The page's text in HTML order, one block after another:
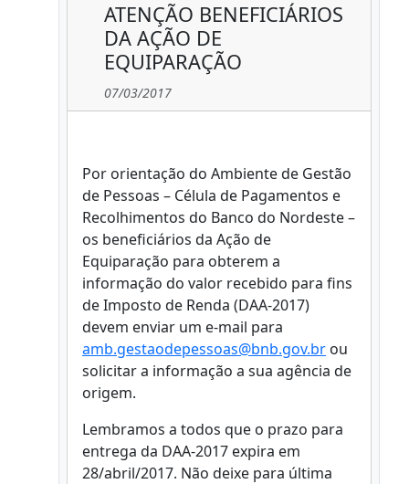
ATENÇÃO BENEFICIÁRIOS
DA AÇÃO DE
EQUIPARAÇÃO
07/03/2017
Por orientação do Ambiente de Gestão
de Pessoas – Célula de Pagamentos e
Recolhimentos do Banco do Nordeste –
os beneficiários da Ação de
Equiparação para obterem a
informação do valor recebido para fins
de Imposto de Renda (DAA-2017)
devem enviar um e-mail para
amb.gestaodepessoas@bnb.gov.br ou
solicitar a informação a sua agência de
origem.
Lembramos a todos que o prazo para
entrega da DAA-2017 expira em
28/abril/2017. Não deixe para última